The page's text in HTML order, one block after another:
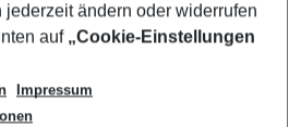
ändern oder widerrufen
auf „Cookie-Einstellungen
Impressum